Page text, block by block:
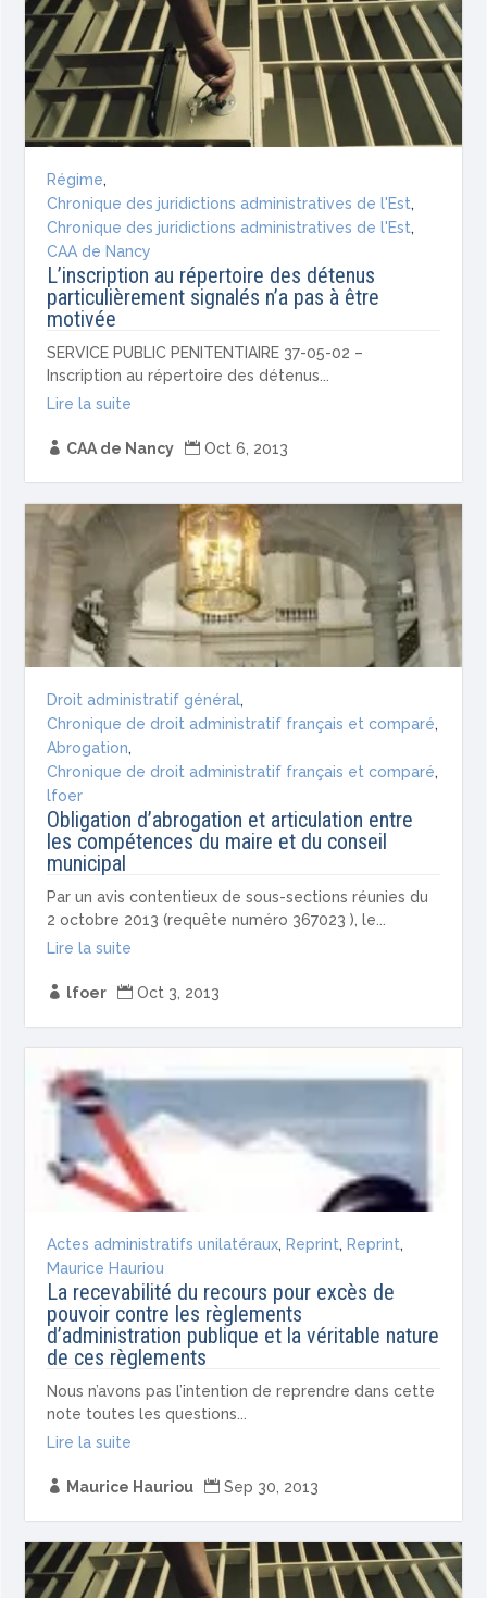
Régime,
Chronique des juridictions administratives de l'Est,
Chronique des juridictions administratives de l'Est,
CAA de Nancy
L’inscription au répertoire des détenus
particulièrement signalés n’a pas à être
motivée
SERVICE PUBLIC PENITENTIAIRE 37-05-02 –
Inscription au répertoire des détenus...
Lire la suite
 CAA de Nancy  Oct 6, 2013
Droit administratif général,
Chronique de droit administratif français et comparé,
Abrogation,
Chronique de droit administratif français et comparé,
lfoer
Obligation d’abrogation et articulation entre
les compétences du maire et du conseil
municipal
Par un avis contentieux de sous-sections réunies du
2 octobre 2013 (requête numéro 367023 ), le...
Lire la suite
 lfoer  Oct 3, 2013
Actes administratifs unilatéraux, Reprint, Reprint,
Maurice Hauriou
La recevabilité du recours pour excès de
pouvoir contre les règlements
d’administration publique et la véritable nature
de ces règlements
Nous n’avons pas l’intention de reprendre dans cette
note toutes les questions...
Lire la suite
 Maurice Hauriou  Sep 30, 2013